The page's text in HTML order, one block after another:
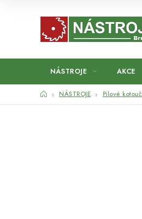
NÁSTROJE AKCE
DomůNÁSTROJE Pilové